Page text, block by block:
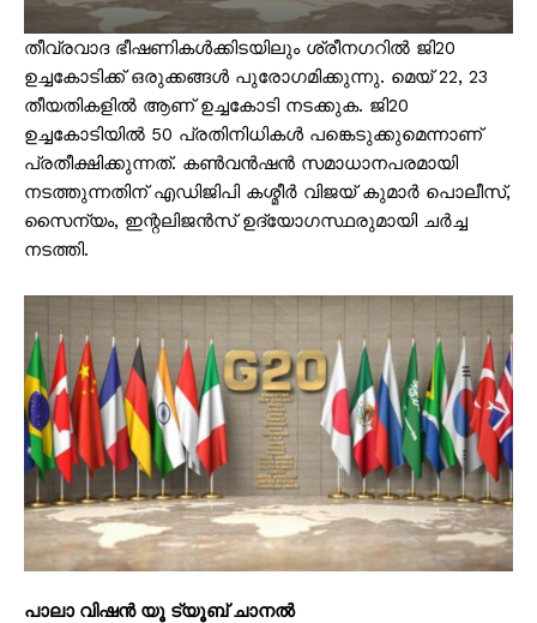
തീവ്രവാദ ഭീഷണികൾക്കിടയിലും ശ്രീനഗറിൽ ജി20
ഉച്ചകോടിക്ക് ഒരുക്കങ്ങൾ പുരോഗമിക്കുന്നു. മെയ് 22, 23
തീയതികളിൽ ആണ് ഉച്ചകോടി നടക്കുക. ജി20
ഉച്ചകോടിയിൽ 50 പ്രതിനിധികൾ പങ്കെടുക്കുമെന്നാണ്
പ്രതീക്ഷിക്കുന്നത്. കൺവൻഷൻ സമാധാനപരമായി
നടത്തുന്നതിന് എഡിജിപി കശ്മീർ വിജയ് കുമാർ പൊലീസ്,
സൈന്യം, ഇന്റലിജൻസ് ഉദ്യോഗസ്ഥരുമായി ചർച്ച
നടത്തി.
പാലാ വിഷൻ യൂ ട്യൂബ് ചാനൽ